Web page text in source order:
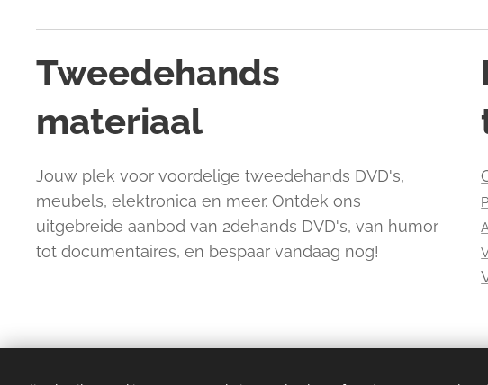
Tweedehands
materiaal
Jouw plek voor voordelige tweedehands DVD's,
meubels, elektronica en meer. Ontdek ons
uitgebreide aanbod van 2dehands DVD's, van humor
tot documentaires, en bespaar vandaag nog!